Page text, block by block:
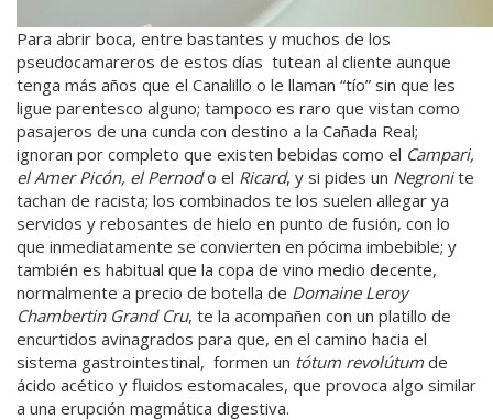
Para abrir boca, entre bastantes y muchos de los
pseudocamareros de estos días tutean al cliente aunque
tenga más años que el Canalillo o le llaman “tío” sin que les
ligue parentesco alguno; tampoco es raro que vistan como
pasajeros de una cunda con destino a la Cañada Real;
ignoran por completo que existen bebidas como el Campari,
el Amer Picón, el Pernodo el Ricard, y si pides un Negronite
tachan de racista; los combinados te los suelen allegar ya
servidos y rebosantes de hielo en punto de fusión, con lo
que inmediatamente se convierten en pócima imbebible; y
también es habitual que la copa de vino medio decente,
normalmente a precio de botella de Domaine Leroy
Chambertin Grand Cru, te la acompañen con un platillo de
encurtidos avinagrados para que, en el camino hacia el
sistema gastrointestinal, formen un tótum revolútum de
ácido acético y fluidos estomacales, que provoca algo similar
a una erupción magmática digestiva.